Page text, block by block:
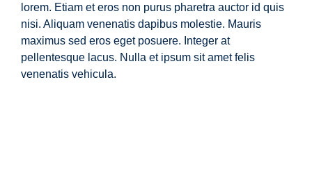
lorem. Etiam et eros non purus pharetra auctor id quis
nisi. Aliquam venenatis dapibus molestie. Mauris
maximus sed eros eget posuere. Integer at
pellentesque lacus. Nulla et ipsum sit amet felis
venenatis vehicula.